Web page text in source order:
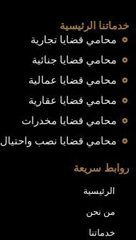
خدماتنا الرئيسية
محامي قضايا تجارية
محامي قضايا جنائية
محامي قضايا عمالية
محامي قضايا عقارية
محامي قضايا مخدرات
محامي قضايا نصب واحتيال
روابط سريعة
الرئيسية
من نحن
خدماتنا